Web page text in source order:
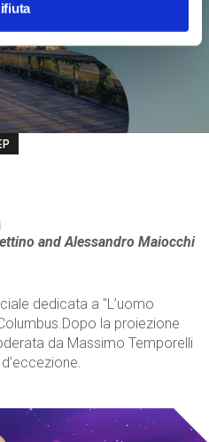
andAlessandro Maiocchi
dedicata a "L’uomo
la proiezione
da Massimo Temporelli